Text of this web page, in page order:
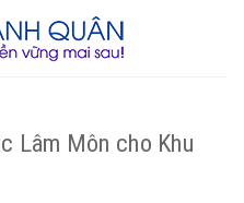
Lâm Môn cho Khu